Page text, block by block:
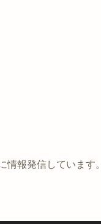
報発信しています。